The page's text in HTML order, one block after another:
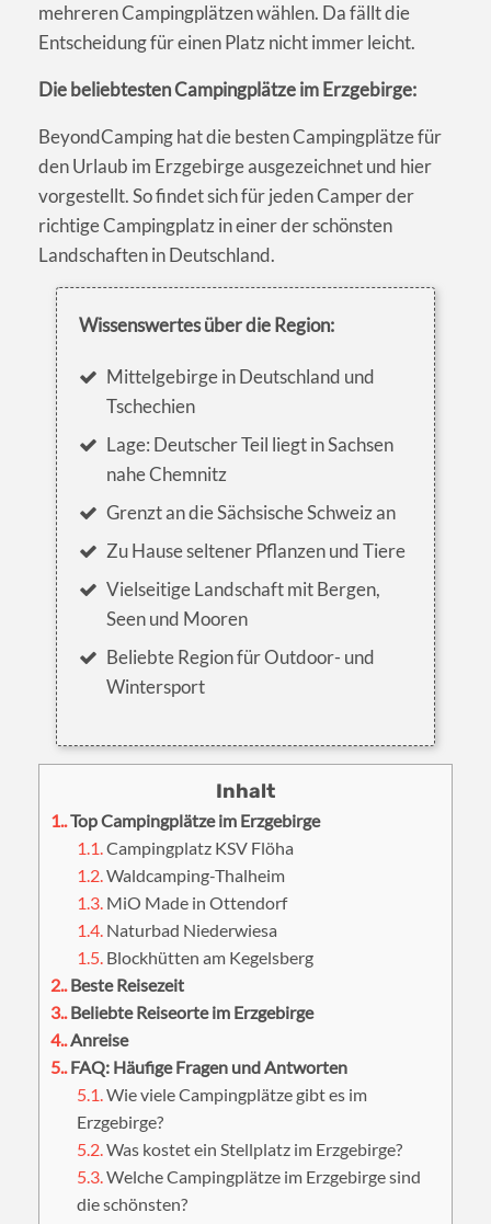
mehreren Campingplätzen wählen. Da fällt die
Entscheidung für einen Platz nicht immer leicht.
Die beliebtesten Campingplätze im Erzgebirge:
BeyondCamping hat die besten Campingplätze für
den Urlaub im Erzgebirge ausgezeichnet und hier
vorgestellt. So findet sich für jeden Camper der
richtige Campingplatz in einer der schönsten
Landschaften in Deutschland.
Wissenswertes über die Region:
Mittelgebirge in Deutschland und
Tschechien
Lage: Deutscher Teil liegt in Sachsen
nahe Chemnitz
Grenzt an die Sächsische Schweiz an
Zu Hause seltener Pflanzen und Tiere
Vielseitige Landschaft mit Bergen,
Seen und Mooren
Beliebte Region für Outdoor- und
Wintersport
1.Top Campingplätze im Erzgebirge
1.1.Campingplatz KSV Flöha
1.2.Waldcamping-Thalheim
1.3. MiO Made in Ottendorf
1.4. Naturbad Niederwiesa
1.5. Blockhütten am Kegelsberg
2.Beste Reisezeit
3.Beliebte Reiseorte im Erzgebirge
4.Anreise
5.FAQ: Häufige Fragen und Antworten
5.1.Wie viele Campingplätze gibt es im
Erzgebirge?
5.2.Was kostet ein Stellplatz im Erzgebirge?
5.3.Welche Campingplätze im Erzgebirge sind
die schönsten?